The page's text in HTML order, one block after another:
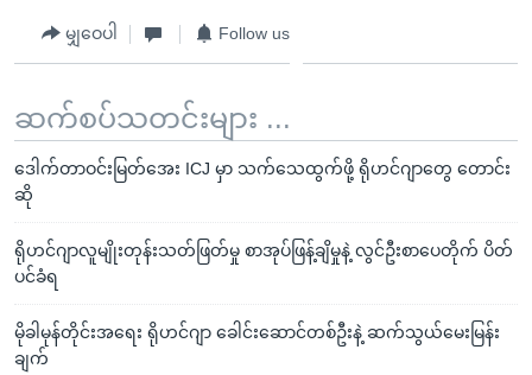
မျှဝေပါ Follow us
ဆက်စပ်သတင်းများ ...
ဒေါက်တာဝင်းမြတ်အေး ICJ မှာ သက်သေထွက်ဖို့ ရိုဟင်ဂျာတွေ တောင်း
ဆို
ရိုဟင်ဂျာလူမျိုးတုန်းသတ်ဖြတ်မှု စာအုပ်ဖြန့်ချိမှုနဲ့ လွင်ဦးစာပေတိုက် ပိတ်
ပင်ခံရ
မိုခါမုန်တိုင်းအရေး ရိုဟင်ဂျာ ခေါင်းဆောင်တစ်ဦးနဲ့ ဆက်သွယ်မေးမြန်း
ချက်